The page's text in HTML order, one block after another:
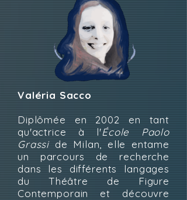
Valéria Sacco
​Diplômée en 2002 en tant
qu'actrice à l'École
Paolo
Grasside Milan, elle entame
un parcours de recherche
dans les différents langages
du Théâtre de Figure
Contemporain et découvre